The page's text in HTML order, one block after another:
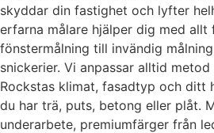
skyddar din fastighet och lyfter
erfarna målare hjälper dig med allt
fönstermålning till invändig
snickerier. Vi anpassar alltid
Rockstas klimat, fasadtyp och ditt
du har trä, puts, betong eller plåt.
underarbete, premiumfärger från